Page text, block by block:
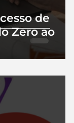
de
Zero ao